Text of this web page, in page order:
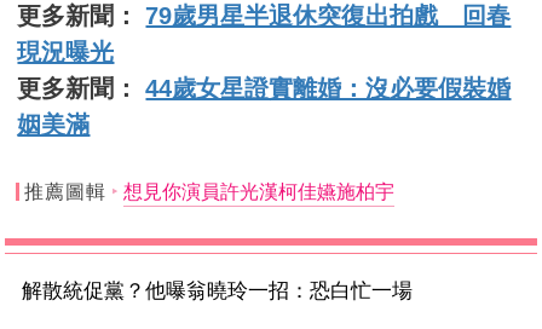
更多新聞：79歲男星半退休突復出拍戲 回春
現況曝光
更多新聞：44歲女星證實離婚：沒必要假裝婚
姻美滿
推薦圖輯 想見你演員許光漢柯佳嬿施柏宇
解散統促黨？他曝翁曉玲一招：恐白忙一場